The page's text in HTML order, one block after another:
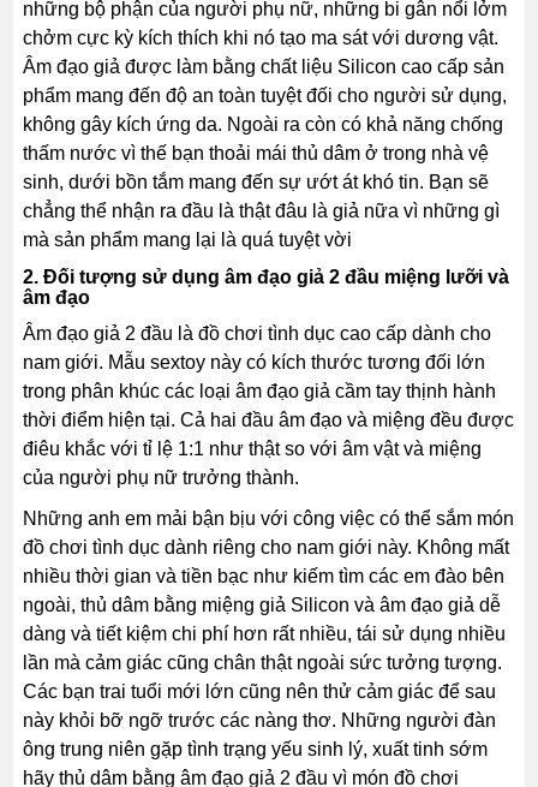
những bộ phận của người phụ nữ, những bi gân nổi lởm
chởm cực kỳ kích thích khi nó tạo ma sát với dương vật.
Âm đạo giả được làm bằng chất liệu Silicon cao cấp sản
phẩm mang đến độ an toàn tuyệt đối cho người sử dụng,
không gây kích ứng da. Ngoài ra còn có khả năng chống
thấm nước vì thế bạn thoải mái thủ dâm ở trong nhà vệ
sinh, dưới bồn tắm mang đến sự ướt át khó tin. Bạn sẽ
chẳng thể nhận ra đầu là thật đâu là giả nữa vì những gì
mà sản phẩm mang lại là quá tuyệt vời
2. Đối tượng sử dụng âm đạo giả 2 đầu miệng lưỡi và
âm đạo
Âm đạo giả 2 đầu là đồ chơi tình dục cao cấp dành cho
nam giới. Mẫu sextoy này có kích thước tương đối lớn
trong phân khúc các loại âm đạo giả cầm tay thịnh hành
thời điểm hiện tại. Cả hai đầu âm đạo và miệng đều được
điêu khắc với tỉ lệ 1:1 như thật so với âm vật và miệng
của người phụ nữ trưởng thành.
Những anh em mải bận bịu với công việc có thể sắm món
đồ chơi tình dục dành riêng cho nam giới này. Không mất
nhiều thời gian và tiền bạc như kiếm tìm các em đào bên
ngoài, thủ dâm bằng miệng giả Silicon và âm đạo giả dễ
dàng và tiết kiệm chi phí hơn rất nhiều, tái sử dụng nhiều
lần mà cảm giác cũng chân thật ngoài sức tưởng tượng.
Các bạn trai tuổi mới lớn cũng nên thử cảm giác để sau
này khỏi bỡ ngỡ trước các nàng thơ. Những người đàn
ông trung niên gặp tình trạng yếu sinh lý, xuất tinh sớm
hãy thủ dâm bằng âm đạo giả 2 đầu vì món đồ chơi